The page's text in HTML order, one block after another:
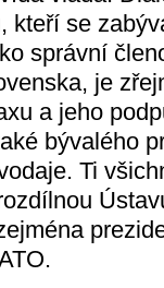
se
správní
je
a jeho
bývalého
Ti